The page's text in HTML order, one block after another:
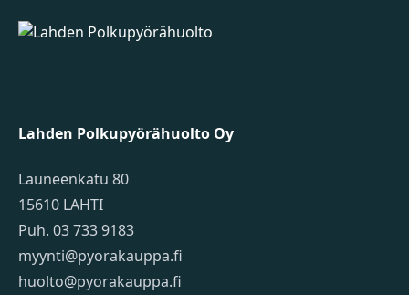
Lahden Polkupyörähuolto - etusivulle
Lahden Polkupyörähuolto Oy
Launeenkatu 80
15610 LAHTI
Puh. 03 733 9183
myynti@pyorakauppa.fi
huolto@pyorakauppa.fi